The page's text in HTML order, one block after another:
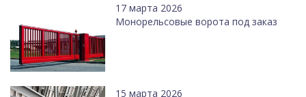
17 марта 2026
Монорельсовые ворота под заказ
15 марта 2026